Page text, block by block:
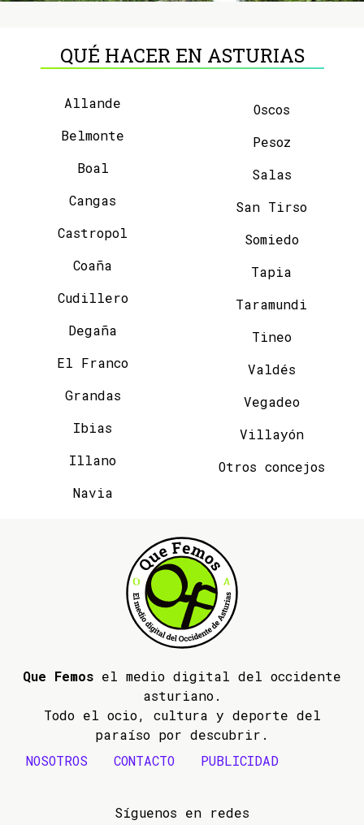
QUÉ HACER EN ASTURIAS
Allande
Belmonte
Boal
Cangas
Castropol
Coaña
Cudillero
Degaña
El Franco
Grandas
Ibias
Illano
Navia
Oscos
Pesoz
Salas
San Tirso
Somiedo
Tapia
Taramundi
Tineo
Valdés
Vegadeo
Villayón
Otros concejos
Que Femos el medio digital del occidente
asturiano.
Todo el ocio, cultura y deporte del
paraíso por descubrir.
NOSOTROS
CONTACTO PUBLICIDAD
Síguenos en redes